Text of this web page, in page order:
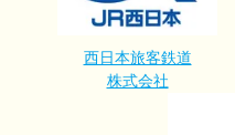
西日本旅客鉄道
株式会社